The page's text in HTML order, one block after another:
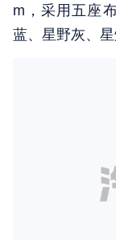
m，采用五座
蓝、星野灰、